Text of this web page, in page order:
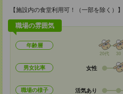
【施設内の食堂利用可！（一部を除く）】
職場の雰囲気
年齢層
20代 30
男女比率 女性
職場の様子 活気あり